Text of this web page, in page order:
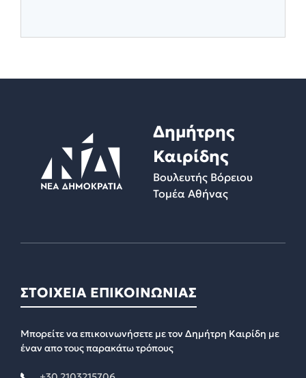
Δημήτρης
Καιρίδης
Βουλευτής Βόρειου
Τομέα Αθήνας
ΣΤΟΙΧΕΙΑ ΕΠΙΚΟΙΝΩΝΙΑΣ
Μπορείτε να επικοινωνήσετε με τον Δημήτρη Καιρίδη με
έναν απο τους παρακάτω τρόπους